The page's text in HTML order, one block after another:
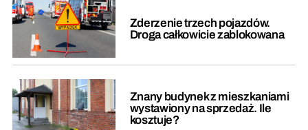
Zderzenie trzech pojazdów.
Droga całkowicie zablokowana
Znany budynek z mieszkaniami
wystawiony na sprzedaż. Ile
kosztuje?